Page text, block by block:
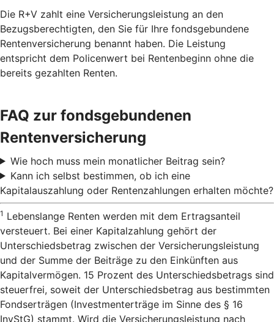
Die R+V zahlt eine Versicherungsleistung an den
Bezugsberechtigten, den Sie für Ihre fondsgebundene
Rentenversicherung benannt haben. Die Leistung
entspricht dem Policenwert bei Rentenbeginn ohne die
bereits gezahlten Renten.
FAQ zur fondsgebundenen
Rentenversicherung
Wie hoch muss mein monatlicher Beitrag sein?
Kann ich selbst bestimmen, ob ich eine
Kapitalauszahlung oder Rentenzahlungen erhalten möchte?
1 Lebenslange Renten werden mit dem Ertragsanteil
versteuert. Bei einer Kapitalzahlung gehört der
Unterschiedsbetrag zwischen der Versicherungsleistung
und der Summe der Beiträge zu den Einkünften aus
Kapitalvermögen. 15 Prozent des Unterschiedsbetrags sind
steuerfrei, soweit der Unterschiedsbetrag aus bestimmten
Fondserträgen (Investmenterträge im Sinne des § 16
InvStG) stammt. Wird die Versicherungsleistung nach